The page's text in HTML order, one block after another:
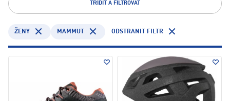
TŘÍDIT A FILTROVAT
ŽENY MAMMUT ODSTRANIT FILTR